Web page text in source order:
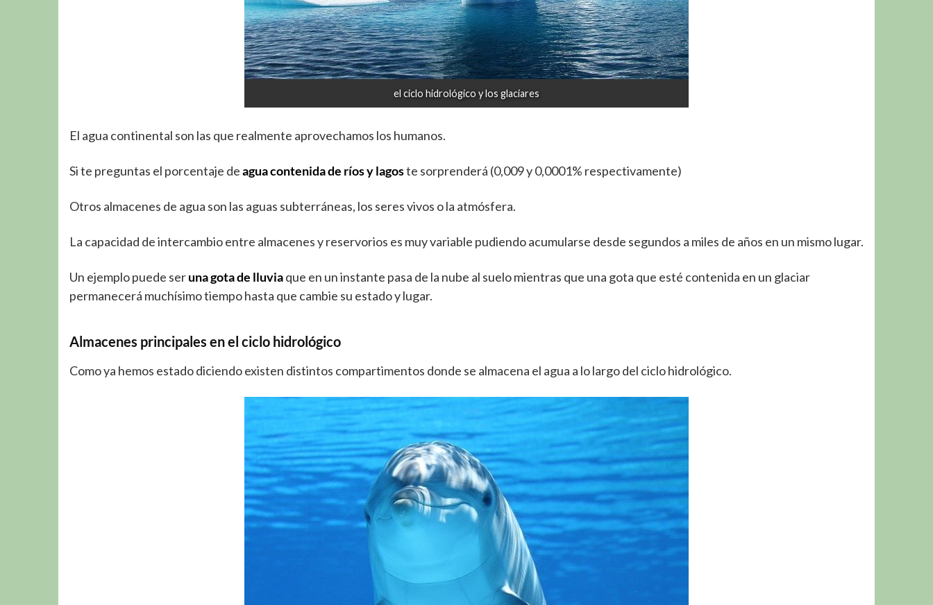
el ciclo hidrológico y los glaciares
El agua continental son las que realmente aprovechamos los humanos.
Si te preguntas el porcentaje deagua contenida de ríos y lagoste sorprenderá (0,009 y 0,0001% respectivamente)
Otros almacenes de agua son las aguas subterráneas, los seres vivos o la atmósfera.
La capacidad de intercambio entre almacenes y reservorios es muy variable pudiendo acumularse desde segundos a miles de años en un mismo lugar.
Un ejemplo puede seruna gota de lluviaque en un instante pasa de la nube al suelo mientras que una gota que esté contenida en un glaciar
permanecerá muchísimo tiempo hasta que cambie su estado y lugar.
Almacenes principales en el ciclo hidrológico
Como ya hemos estado diciendo existen distintos compartimentos donde se almacena el agua a lo largo del ciclo hidrológico.